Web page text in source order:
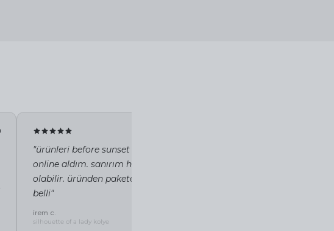
"ürünleri before sunset beach'teki standlarında inceleyip
online aldım. sanırım hayatımda aldığım en güzel kolye
olabilir. üründen pakete toz torbasına kadar özen verildiği
belli"
irem c.
silhouette of a lady kolye